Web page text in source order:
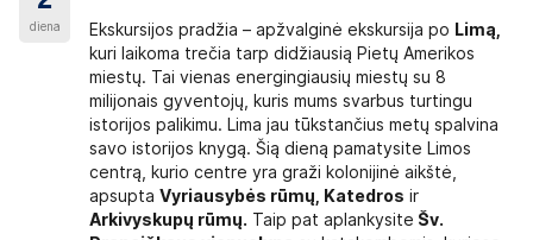
diena Ekskursijos pradžia – apžvalginė ekskursija po Limą,
kuri laikoma trečia tarp didžiausią Pietų Amerikos
miestų. Tai vienas energingiausių miestų su 8
milijonais gyventojų, kuris mums svarbus turtingu
istorijos palikimu. Lima jau tūkstančius metų spalvina
savo istorijos knygą. Šią dieną pamatysite Limos
centrą, kurio centre yra graži kolonijinė aikštė,
apsuptaVyriausybės rūmų, Katedros ir
Arkivyskupų rūmų. Taip pat aplankysite Šv.